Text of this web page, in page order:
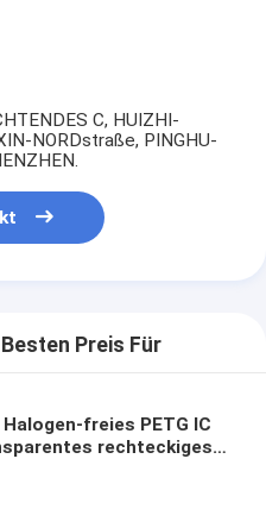
C, HUIZHI-
NORDstraße, PINGHU-
Preis Für
Halogen-freies PETG IC
rechteckiges